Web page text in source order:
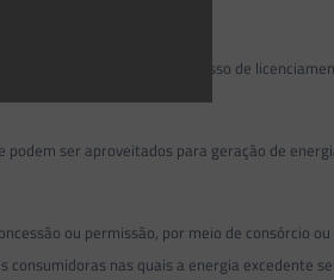
a fim de subsidiar o processo de
ser aproveitados para geração de
ou permissão, por meio de consórcio
nas quais a energia excedente